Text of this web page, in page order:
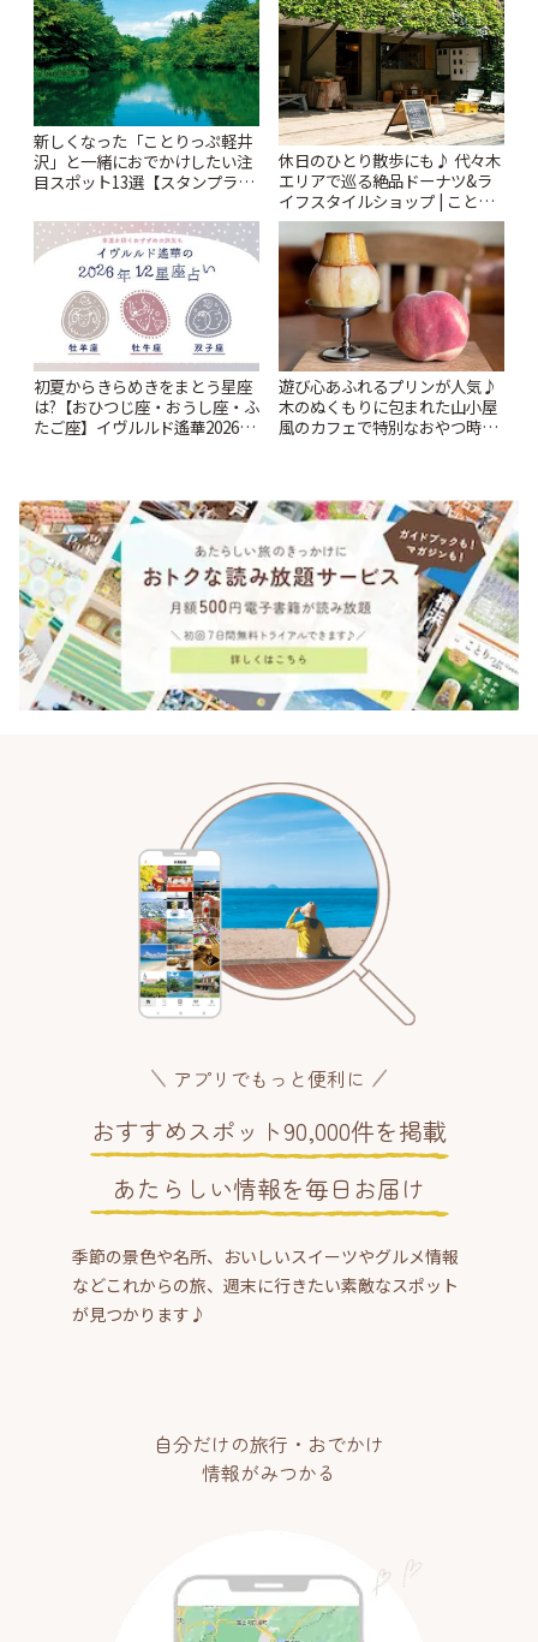
新しくなった「ことりっぷ軽井
沢」と一緒におでかけしたい注
目スポット13選【スタンプラリ
休日のひとり散歩にも♪ 代々木
エリアで巡る絶品ドーナツ&ラ
イフスタイルショップ | ことり
っぷ
初夏からきらめきをまとう星座
は?【おひつじ座・おうし座・ふ
たご座】イヴルルド遙華2026年
遊び心あふれるプリンが人気♪
木のぬくもりに包まれた山小屋
風のカフェで特別なおやつ時間
アプリでもっと便利に
おすすめスポット90,000件を掲載
あたらしい情報を毎日お届け
季節の景色や名所、おいしいスイーツやグルメ情報
などこれからの旅、週末に行きたい素敵なスポット
が見つかります♪
自分だけの旅行・おでかけ
情報がみつかる